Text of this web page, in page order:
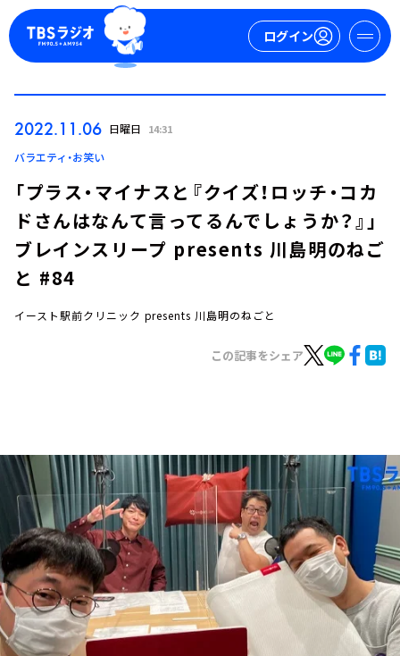
ログイン
ログイン
今日の番組表
YouTube
会社情報
2022.11.06 日曜日 14:31
バラエティ・お笑い
「プラス・マイナスと『クイズ！ロッチ・コカ
ドさんはなんて言ってるんでしょうか？』」
ブレインスリープ presents 川島明のねご
と #84
イースト駅前クリニック presents 川島明のねごと
この記事をシェア